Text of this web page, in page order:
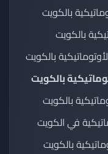
بالكويت
بالكويت
بالكويت
بالكويت
بالكويت
في الكويت
بالكويت